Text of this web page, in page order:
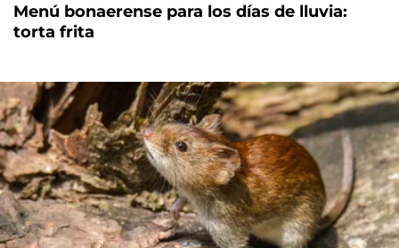
Menú bonaerense para los días de lluvia:
torta frita